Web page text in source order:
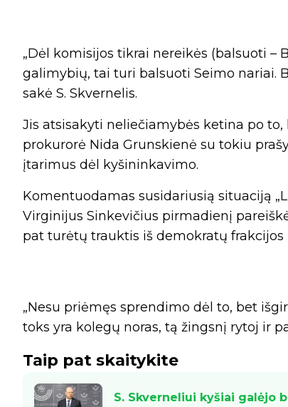
„Dėl komisijos tikrai nereikės (balsuoti –
galimybių, tai turi balsuoti Seimo nariai.
sakė S. Skvernelis.
Jis atsisakyti neliečiamybės ketina po
prokurorė Nida Grunskienė su tokiu
įtarimus dėl kyšininkavimo.
Komentuodamas susidariusią situaciją
Virginijus Sinkevičius pirmadienį
pat turėtų trauktis iš demokratų frakcijos
„Nesu priėmęs sprendimo dėl to, bet
toks yra kolegų noras, tą žingsnį rytoj ir
Taip pat skaitykite
S. Skverneliui kyšiai galėjo